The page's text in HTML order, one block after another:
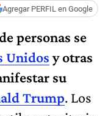
Agregar PERFIL en Google
personas se
Unidosy otras
su
Trump. Los